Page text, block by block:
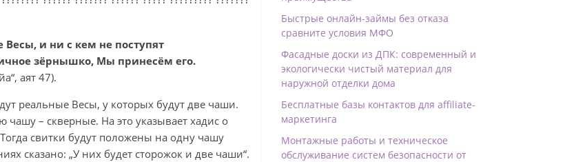
и ни с кем не поступят
зёрнышко, Мы принесём его.
аят 47).
реальные Весы, у которых будут две чаши.
чашу – скверные. На это указывает хадис о
свитки будут положены на одну чашу
сказано: „У них будет сторожок и две чаши“.
Быстрые онлайн-займы без отказа
сравните условия МФО
Фасадные доски из ДПК: современный и
экологически чистый материал для
наружной отделки дома
Бесплатные базы контактов для affiliate-
маркетинга
Монтажные работы и техническое
обслуживание систем безопасности от